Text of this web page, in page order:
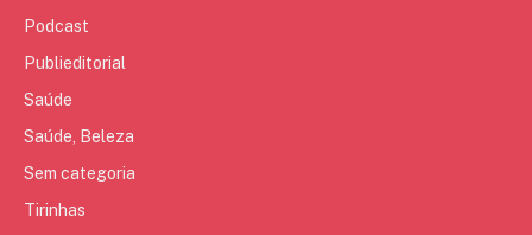
Podcast
Publieditorial
Saúde
Saúde, Beleza
Sem categoria
Tirinhas